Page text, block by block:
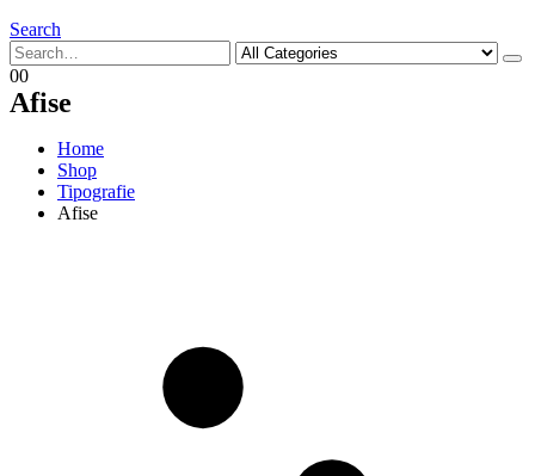
Search
00
Afise
Home
Shop
Tipografie
Afise